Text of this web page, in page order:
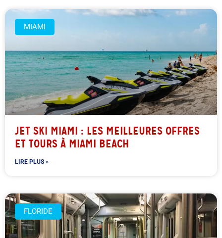
MIAMI
JET SKI MIAMI : LES MEILLEURES OFFRES
ET TOURS À MIAMI BEACH
LIRE PLUS »
FLORIDE